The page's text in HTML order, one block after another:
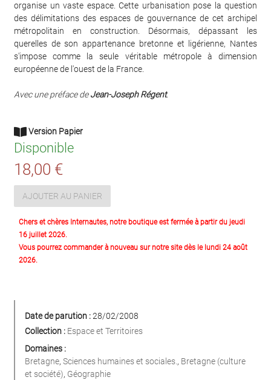
organise un vaste espace. Cette urbanisation pose la question
des délimitations des espaces de gouvernance de cet archipel
métropolitain en construction. Désormais, dépassant les
querelles de son appartenance bretonne et ligérienne, Nantes
s'impose comme la seule véritable métropole à dimension
européenne de l'ouest de la France.
Avec une préface deJean-Joseph Régent.
Version Papier
Disponible
18,00 €
AJOUTER AU PANIER
Chers et chères Internautes, notre boutique est fermée à partir du jeudi
16 juillet 2026.
Vous pourrez commander à nouveau sur notre site dès le lundi 24 août
2026.
Date de parution :28/02/2008
Collection : Espace et Territoires
Domaines :
Bretagne, Sciences humaines et sociales., Bretagne (culture
et société), Géographie